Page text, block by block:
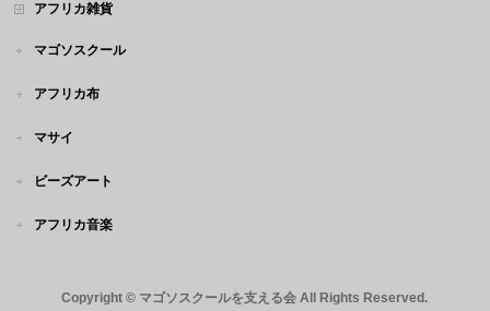
アフリカ雑貨
マゴソスクール
アフリカ布
マサイ
ビーズアート
アフリカ音楽
Copyright © マゴソスクールを支える会 All Rights Reserved.